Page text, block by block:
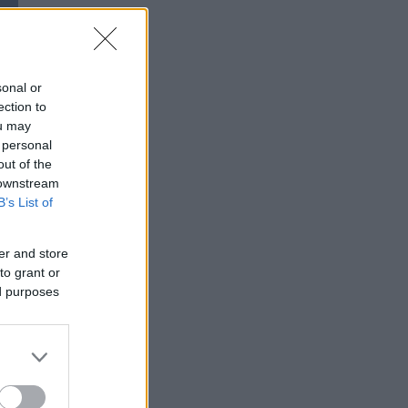
or
to
may
of the
List of
and store
grant or
purposes